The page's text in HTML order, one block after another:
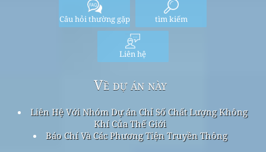
Câu hỏi thường gặp tìm kiếm
Liên hệ
Về dự án này
Liên Hệ Với Nhóm Dự án Chỉ Số Chất Lượng Không
Khí Của Thế Giới
Báo Chí Và Các Phương Tiện Truyền Thông